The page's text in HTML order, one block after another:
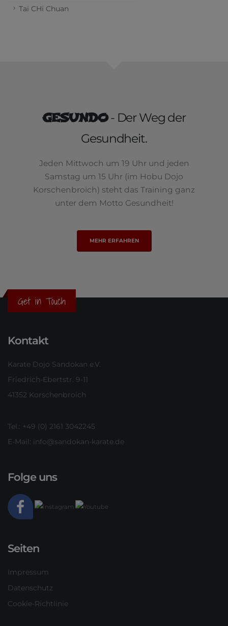
Tai CHi Chuan
GESUNDO- Der Weg der
Gesundheit.
Jeden Mittwoch um 19 Uhr und jeden
Samstag um 15 Uhr (im Hobu Dojo
Korschenbroich) steht das Training ganz
unter dem Motto Gesundheit!
MEHR ERFAHREN
Get in Touch
Kontakt
Karate Dojo Sandokan e.V.
Friedrich-Ebertstr. 9-11
41352 Korschenbroich
Tel.: +49 (0) 2161 3042245
E-Mail: info@sandokan-karate.de
Folge uns
Seiten
Impressum
Datenschutz
Cookie-Richtlinie